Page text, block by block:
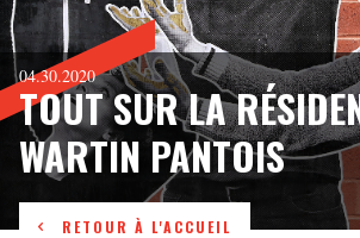
RETOUR À L'ACCUEIL
04.30.2020
TOUT SUR LA
WARTIN PANTOIS